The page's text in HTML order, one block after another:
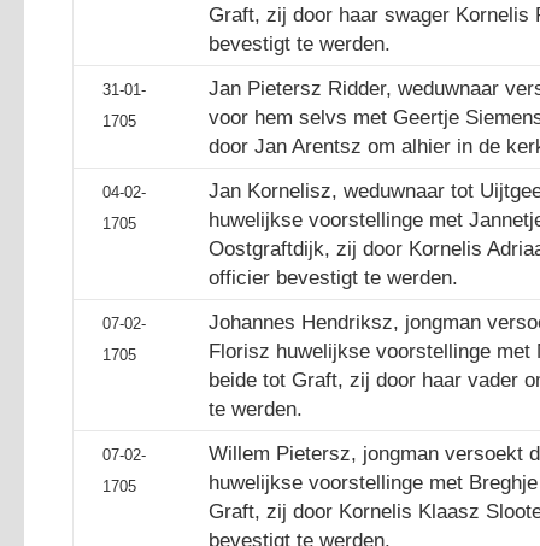
Graft, zij door haar swager
bevestigt te werden.
31-01-
1705
Jan Pietersz Ridder, weduwnaar
voor hem selvs met Geertje
door Jan Arentsz om alhier in de
04-02-
1705
Jan Kornelisz, weduwnaar tot
huwelijkse voorstellinge met
Oostgraftdijk, zij door Kornelis
officier bevestigt te werden.
07-02-
1705
Johannes Hendriksz, jongman
Florisz huwelijkse voorstellinge met
beide tot Graft, zij door haar vader
te werden.
07-02-
1705
Willem Pietersz, jongman versoekt
huwelijkse voorstellinge met
Graft, zij door Kornelis Klaasz
bevestigt te werden.